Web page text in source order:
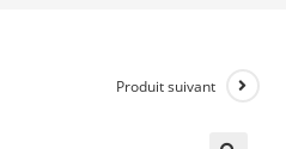
Produit suivant